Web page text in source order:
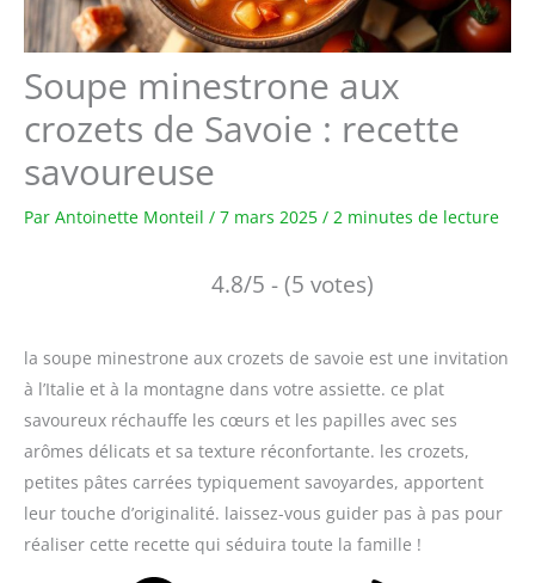
Soupe minestrone aux
crozets de Savoie : recette
savoureuse
Par Antoinette Monteil / 7 mars 2025 / 2 minutes de lecture
4.8/5 - (5 votes)
la soupe minestrone aux crozets de savoie est une invitation
à l’Italie et à la montagne dans votre assiette. ce plat
savoureux réchauffe les cœurs et les papilles avec ses
arômes délicats et sa texture réconfortante. les crozets,
petites pâtes carrées typiquement savoyardes, apportent
leur touche d’originalité. laissez-vous guider pas à pas pour
réaliser cette recette qui séduira toute la famille !